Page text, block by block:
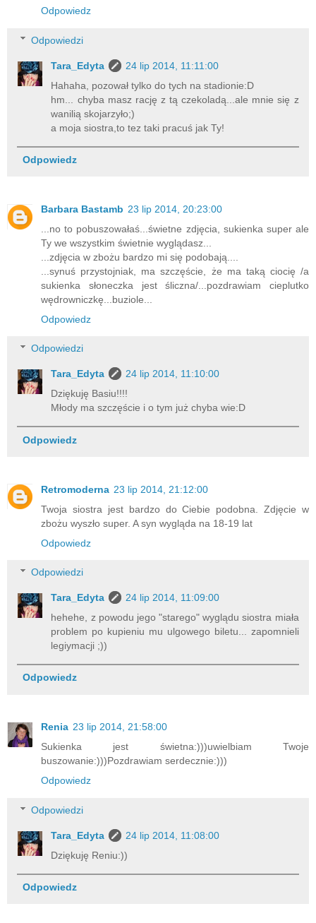
Odpowiedz
Odpowiedzi
Tara_Edyta
24 lip 2014, 11:11:00
Hahaha, pozował tylko do tych na stadionie:D
hm... chyba masz rację z tą czekoladą...ale mnie się z
wanilią skojarzyło;)
a moja siostra,to tez taki pracuś jak Ty!
Odpowiedz
Barbara Bastamb 23 lip 2014, 20:23:00
...no to pobuszowałaś...świetne zdjęcia, sukienka super ale
Ty we wszystkim świetnie wyglądasz...
...zdjęcia w zbożu bardzo mi się podobają....
...synuś przystojniak, ma szczęście, że ma taką ciocię /a
sukienka słoneczka jest śliczna/...pozdrawiam cieplutko
wędrowniczkę...buziole...
Odpowiedz
Odpowiedzi
Tara_Edyta
24 lip 2014, 11:10:00
Dziękuję Basiu!!!!
Młody ma szczęście i o tym już chyba wie:D
Odpowiedz
Retromoderna 23 lip 2014, 21:12:00
Twoja siostra jest bardzo do Ciebie podobna. Zdjęcie w
zbożu wyszło super. A syn wygląda na 18-19 lat
Odpowiedz
Odpowiedzi
Tara_Edyta
24 lip 2014, 11:09:00
hehehe, z powodu jego "starego" wyglądu siostra miała
problem po kupieniu mu ulgowego biletu... zapomnieli
legiymacji ;))
Odpowiedz
Renia 23 lip 2014, 21:58:00
Sukienka jest świetna:)))uwielbiam Twoje
buszowanie:)))Pozdrawiam serdecznie:)))
Odpowiedz
Odpowiedzi
Tara_Edyta
24 lip 2014, 11:08:00
Dziękuję Reniu:))
Odpowiedz